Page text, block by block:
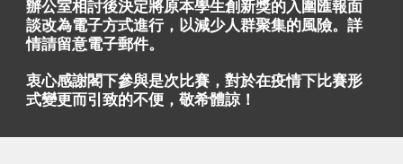
辦公室相討後決定將原本學生創新獎的入圍匯報面
談改為電子方式進行，以減少人群聚集的風險。詳
情請留意電子郵件。
衷心感謝閣下參與是次比賽，對於在疫情下比賽形
式變更而引致的不便，敬希體諒！